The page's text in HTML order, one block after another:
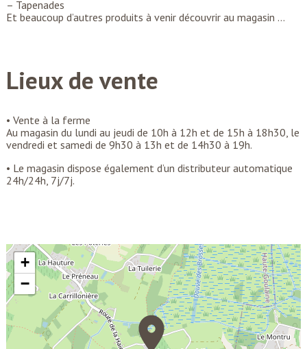
– Tapenades
Et beaucoup d’autres produits à venir découvrir au magasin …
Lieux de vente
• Vente à la ferme
Au magasin du lundi au jeudi de 10h à 12h et de 15h à 18h30, le
vendredi et samedi de 9h30 à 13h et de 14h30 à 19h.
• Le magasin dispose également d’un distributeur automatique
24h/24h, 7j/7j.